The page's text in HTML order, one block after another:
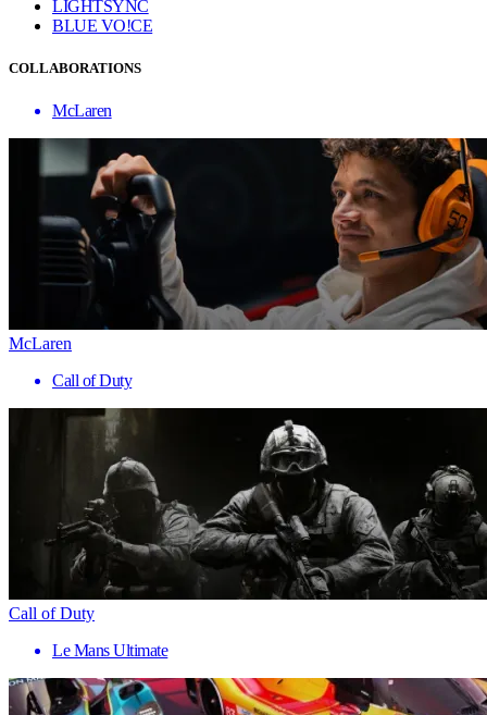
LIGHTSYNC
BLUE VO!CE
COLLABORATIONS
McLaren
McLaren
Call of Duty
Call of Duty
Le Mans Ultimate